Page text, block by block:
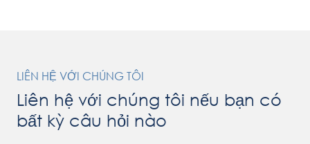
LIÊN HỆ VỚI CHÚNG TÔI
Liên hệ với chúng tôi nếu bạn có
bất kỳ câu hỏi nào